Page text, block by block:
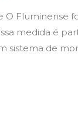
O Fluminense
medida é
sistema de